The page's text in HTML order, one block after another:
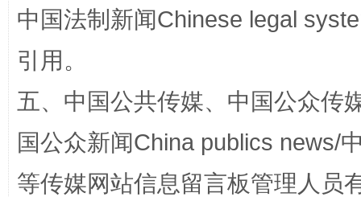
中国法制新闻Chinese legal
引用。
五、中国公共传媒、中国公众传
国公众新闻China publics news/
等传媒网站信息留言板管理人员